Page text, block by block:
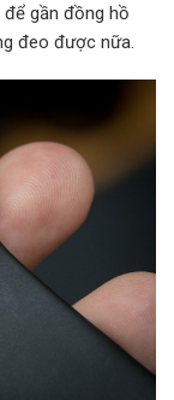
gần đồng hồ
đeo được nữa.